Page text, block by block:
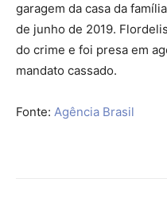
garagem da casa da
de junho de 2019.
do crime e foi presa em
mandato cassado.
Fonte: Agência Brasil